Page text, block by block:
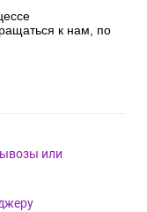
к нам, по
или